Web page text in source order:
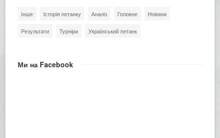
Інше Історія петанку Аналіз Головне Новини
Результати Турніри Український петанк
Ми на Facebook